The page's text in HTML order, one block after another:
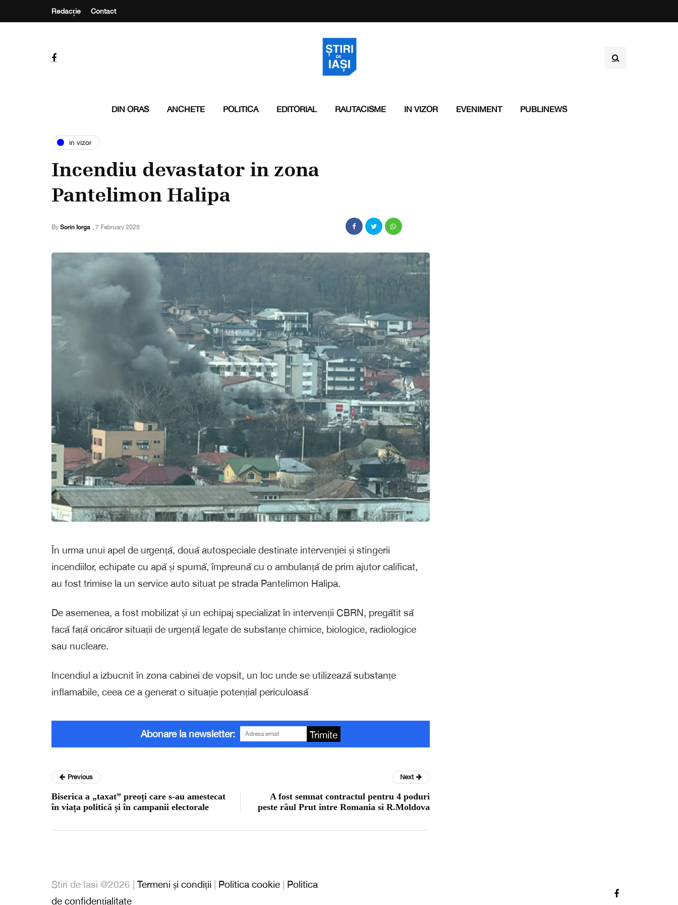
Redacție Contact
DIN ORAS ANCHETE POLITICA EDITORIAL RAUTACISME IN VIZOR EVENIMENT PUBLINEWS
in vizor
Incendiu devastator in zona
Pantelimon Halipa
By Sorin Iorga , 7 February 2025
În urma unui apel de urgență, două autospeciale destinate intervenției și stingerii
incendiilor, echipate cu apă și spumă, împreună cu o ambulanță de prim ajutor calificat,
au fost trimise la un service auto situat pe strada Pantelimon Halipa.
De asemenea, a fost mobilizat și un echipaj specializat în intervenții CBRN, pregătit să
facă față oricăror situații de urgență legate de substanțe chimice, biologice, radiologice
sau nucleare.
Incendiul a izbucnit în zona cabinei de vopsit, un loc unde se utilizează substanțe
inflamabile, ceea ce a generat o situație potențial periculoasă
Abonare la newsletter: Trimite
Previous
Biserica a „taxat” preoți care s-au amestecat
în viața politică și în campanii electorale
Next
A fost semnat contractul pentru 4 poduri
peste râul Prut intre Romania si R.Moldova
Stiri de Iasi @2026 | Termeni și condiții Politica cookie
Politica
de confidențialitate